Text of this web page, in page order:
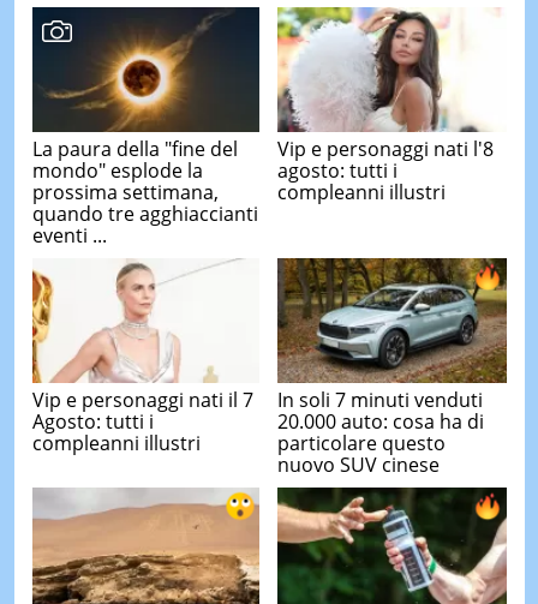
La paura della "fine del
mondo" esplode la
prossima settimana,
quando tre agghiaccianti
eventi ...
Vip e personaggi nati l'8
agosto: tutti i
compleanni illustri
Vip e personaggi nati il 7
Agosto: tutti i
compleanni illustri
In soli 7 minuti venduti
20.000 auto: cosa ha di
particolare questo
nuovo SUV cinese